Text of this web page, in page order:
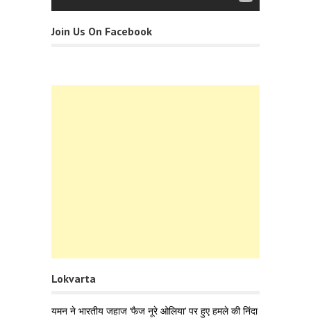
Join Us On Facebook
Lokvarta
यमन ने भारतीय जहाज ‘फैज नूरे ओलिया’ पर हुए हमले की निंदा